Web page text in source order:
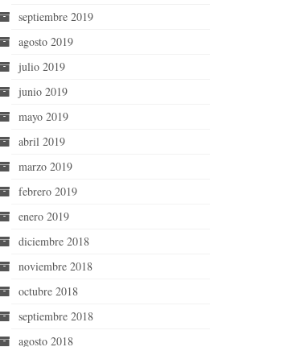
septiembre 2019
agosto 2019
julio 2019
junio 2019
mayo 2019
abril 2019
marzo 2019
febrero 2019
enero 2019
diciembre 2018
noviembre 2018
octubre 2018
septiembre 2018
agosto 2018